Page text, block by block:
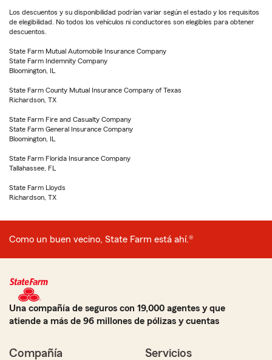
Los descuentos y su disponibilidad podrían variar según el estado y los requisitos
de elegibilidad. No todos los vehículos ni conductores son elegibles para obtener
descuentos.
State Farm Mutual Automobile Insurance Company
State Farm Indemnity Company
Bloomington, IL
State Farm County Mutual Insurance Company of Texas
Richardson, TX
State Farm Fire and Casualty Company
State Farm General Insurance Company
Bloomington, IL
State Farm Florida Insurance Company
Tallahassee, FL
State Farm Lloyds
Richardson, TX
Como un buen vecino, State Farm está ahí.®
Una compañía de seguros con 19,000 agentes y que
atiende a más de 96 millones de pólizas y cuentas
Compañía Servicios